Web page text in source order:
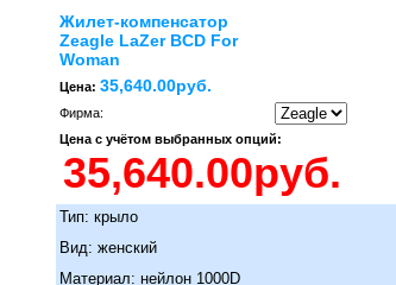
Жилет-компенсатор
Zeagle LaZer BCD For
Woman
Цена: 35,640.00руб.
Фирма:
Цена с учётом выбранных опций:
Тип: крыло
Вид: женский
Материал: нейлон 1000D